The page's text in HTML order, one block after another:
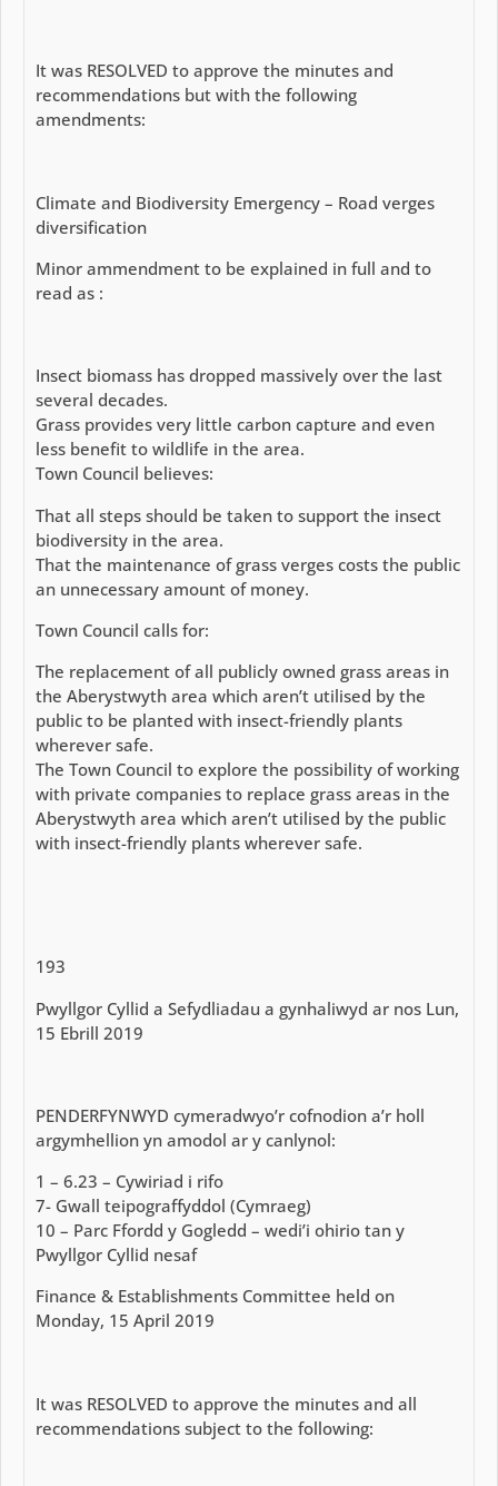
It was RESOLVED to approve the minutes and
recommendations but with the following
amendments:
Climate and Biodiversity Emergency – Road verges
diversification
Minor ammendment to be explained in full and to
read as :
Insect biomass has dropped massively over the last
several decades.
Grass provides very little carbon capture and even
less benefit to wildlife in the area.
Town Council believes:
That all steps should be taken to support the insect
biodiversity in the area.
That the maintenance of grass verges costs the public
an unnecessary amount of money.
Town Council calls for:
The replacement of all publicly owned grass areas in
the Aberystwyth area which aren’t utilised by the
public to be planted with insect-friendly plants
wherever safe.
The Town Council to explore the possibility of working
with private companies to replace grass areas in the
Aberystwyth area which aren’t utilised by the public
with insect-friendly plants wherever safe.
193
Pwyllgor Cyllid a Sefydliadau a gynhaliwyd ar nos Lun,
15 Ebrill 2019
PENDERFYNWYD cymeradwyo’r cofnodion a’r holl
argymhellion yn amodol ar y canlynol:
1 – 6.23 – Cywiriad i rifo
7- Gwall teipograffyddol (Cymraeg)
10 – Parc Ffordd y Gogledd – wedi’i ohirio tan y
Pwyllgor Cyllid nesaf
Finance & Establishments Committee held on
Monday, 15 April 2019
It was RESOLVED to approve the minutes and all
recommendations subject to the following: